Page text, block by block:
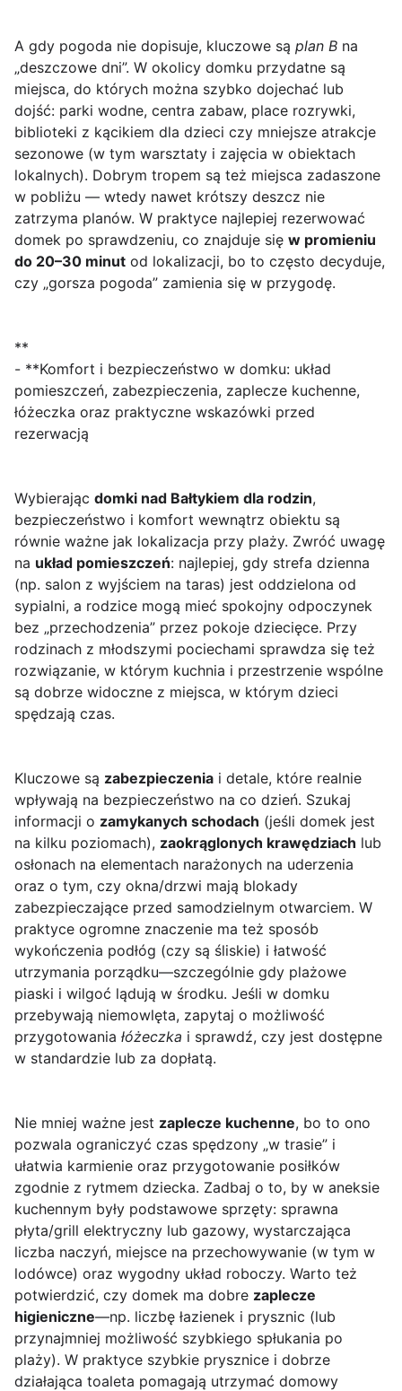
A gdy pogoda nie dopisuje, kluczowe są plan B na
„deszczowe dni”. W okolicy domku przydatne są
miejsca, do których można szybko dojechać lub
dojść: parki wodne, centra zabaw, place rozrywki,
biblioteki z kącikiem dla dzieci czy mniejsze atrakcje
sezonowe (w tym warsztaty i zajęcia w obiektach
lokalnych). Dobrym tropem są też miejsca zadaszone
w pobliżu — wtedy nawet krótszy deszcz nie
zatrzyma planów. W praktyce najlepiej rezerwować
domek po sprawdzeniu, co znajduje się w promieniu
do 20–30 minut od lokalizacji, bo to często decyduje,
czy „gorsza pogoda” zamienia się w przygodę.
**
- **Komfort i bezpieczeństwo w domku: układ
pomieszczeń, zabezpieczenia, zaplecze kuchenne,
łóżeczka oraz praktyczne wskazówki przed
rezerwacją
Wybierając domki nad Bałtykiem dla rodzin,
bezpieczeństwo i komfort wewnątrz obiektu są
równie ważne jak lokalizacja przy plaży. Zwróć uwagę
na układ pomieszczeń: najlepiej, gdy strefa dzienna
(np. salon z wyjściem na taras) jest oddzielona od
sypialni, a rodzice mogą mieć spokojny odpoczynek
bez „przechodzenia” przez pokoje dziecięce. Przy
rodzinach z młodszymi pociechami sprawdza się też
rozwiązanie, w którym kuchnia i przestrzenie wspólne
są dobrze widoczne z miejsca, w którym dzieci
spędzają czas.
Kluczowe są zabezpieczenia i detale, które realnie
wpływają na bezpieczeństwo na co dzień. Szukaj
informacji o zamykanych schodach (jeśli domek jest
na kilku poziomach), zaokrąglonych krawędziach lub
osłonach na elementach narażonych na uderzenia
oraz o tym, czy okna/drzwi mają blokady
zabezpieczające przed samodzielnym otwarciem. W
praktyce ogromne znaczenie ma też sposób
wykończenia podłóg (czy są śliskie) i łatwość
utrzymania porządku—szczególnie gdy plażowe
piaski i wilgoć lądują w środku. Jeśli w domku
przebywają niemowlęta, zapytaj o możliwość
przygotowania łóżeczka i sprawdź, czy jest dostępne
w standardzie lub za dopłatą.
Nie mniej ważne jest zaplecze kuchenne, bo to ono
pozwala ograniczyć czas spędzony „w trasie” i
ułatwia karmienie oraz przygotowanie posiłków
zgodnie z rytmem dziecka. Zadbaj o to, by w aneksie
kuchennym były podstawowe sprzęty: sprawna
płyta/grill elektryczny lub gazowy, wystarczająca
liczba naczyń, miejsce na przechowywanie (w tym w
lodówce) oraz wygodny układ roboczy. Warto też
potwierdzić, czy domek ma dobre zaplecze
higieniczne—np. liczbę łazienek i prysznic (lub
przynajmniej możliwość szybkiego spłukania po
plaży). W praktyce szybkie prysznice i dobrze
działająca toaleta pomagają utrzymać domowy